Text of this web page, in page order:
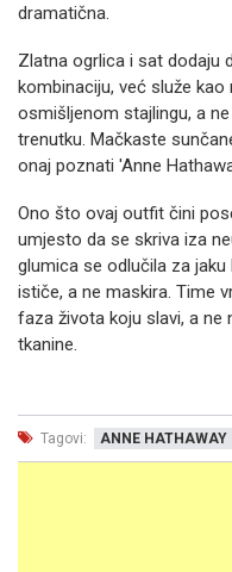
dramatična.
Zlatna ogrlica i sat dodaju
kombinaciju, već služe
osmišljenom stajlingu, a
trenutku. Mačkaste
onaj poznati 'Anne
Ono što ovaj outfit čini
umjesto da se skriva iza
glumica se odlučila za
ističe, a ne maskira. Time
faza života koju slavi, a
tkanine.
Tagovi: ANNE HATHAWAY